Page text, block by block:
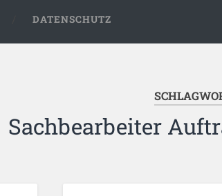
DATENSCHUTZ
Sachbearbeiter